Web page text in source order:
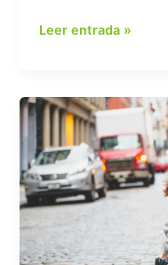
Leer entrada »
¡Mamá!
conoce
los
beneficios
de
tu
Póliza
de